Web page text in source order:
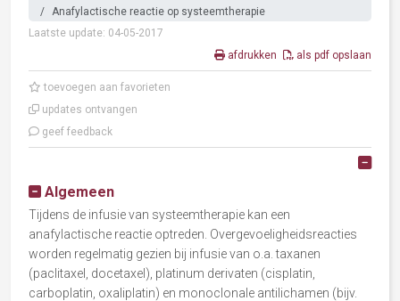
Anafylactische reactie op systeemtherapie
Laatste update: 04-05-2017
afdrukken
als pdf opslaan
toevoegen aan favorieten
updates ontvangen
geef feedback
Algemeen
Tijdens de infusie van systeemtherapie kan een
anafylactische reactie optreden. Overgevoeligheidsreacties
worden regelmatig gezien bij infusie van o.a. taxanen
(paclitaxel, docetaxel), platinum derivaten (cisplatin,
carboplatin, oxaliplatin) en monoclonale antilichamen (bijv.